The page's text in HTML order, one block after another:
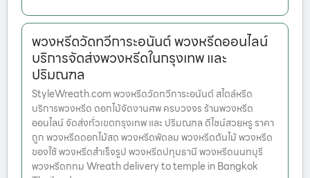
พวงหรีดวัดทวีการะอนันต์ พวงหรีดออนไลน์
บริการจัดส่งพวงหรีดในกรุงเทพ และ
ปริมณฑล
StyleWreath.com พวงหรีดวัดทวีการะอนันต์ สไตล์หรีด
บริการพวงหรีด ดอกไม้จัดงานศพ ครบวงจร ร้านพวงหรีด
ออนไลน์ จัดส่งทั่วเขตกรุงเทพ และ ปริมณฑล ดีไซน์สวยหรู ราคา
ถูก พวงหรีดดอกไม้สด พวงหรีดพัดลม พวงหรีดต้นไม้ พวงหรีด
ของใช้ พวงหรีดสำเร็จรูป พวงหรีดปทุมธานี พวงหรีดนนทบุรี
พวงหรีดกทม Wreath delivery to temple in Bangkok